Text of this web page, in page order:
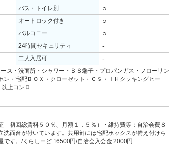
バス・トイレ別 ○
オートロック付き ○
バルコニー ○
24時間セキュリティ -
二人入居可 -
ス・洗面所・シャワー・ＢＳ端子・プロパンガス・フローリン
・宅配ＢＯＸ・クローゼット・ＣＳ・ＩＨクッキングヒー
上コンロ
初回総賃料５０％、月額１．５％）・維持費等：自治会費８
面台が付いています。共用部には宅配ボックスが備え付けら
す。/くらしーど 16500円/自治会入会金 2000円